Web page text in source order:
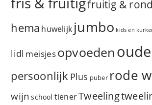
fruitig & rond
hema huwelijk jumbo kids en
lidl meisjesopvoeden
persoonlijk Plus puber rode
wijn school tienerTweeling